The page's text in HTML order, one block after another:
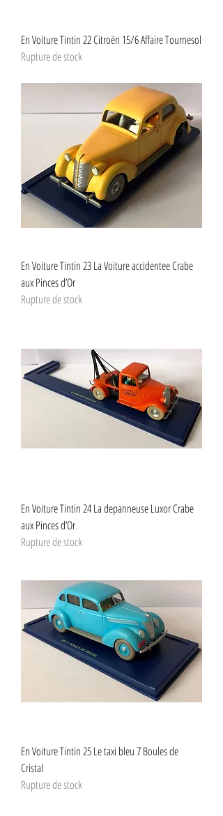
En Voiture Tintin 22 Citroën 15/6 Affaire Tournesol
Rupture de stock
En Voiture Tintin 23 La Voiture accidentee Crabe
aux Pinces d’Or
Rupture de stock
En Voiture Tintin 24 La depanneuse Luxor Crabe
aux Pinces d’Or
Rupture de stock
En Voiture Tintin 25 Le taxi bleu 7 Boules de
Cristal
Rupture de stock